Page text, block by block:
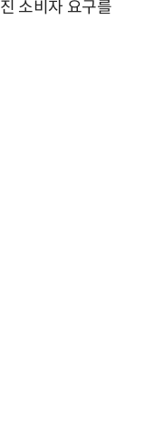
소비자 요구를